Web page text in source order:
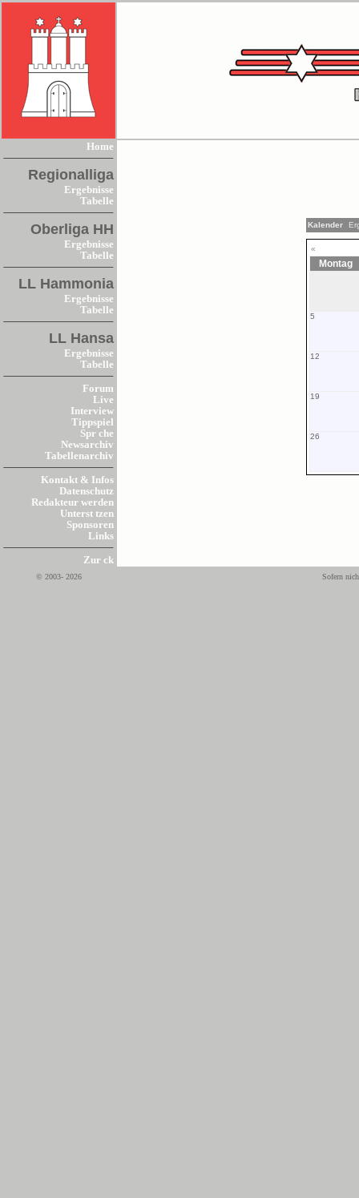
Home
Regionalliga
Ergebnisse
Tabelle
Oberliga HH
Ergebnisse
Tabelle
LL Hammonia
Ergebnisse
Tabelle
LL Hansa
Ergebnisse
Tabelle
Forum
Live
Interview
Tippspiel
Spr che
Newsarchiv
Tabellenarchiv
Kontakt & Infos
Datenschutz
Redakteur werden
Unterst tzen
Sponsoren
Links
Zur ck
Kalender
«
Montag
5
12
19
26
© 2003- 2026 Sofern